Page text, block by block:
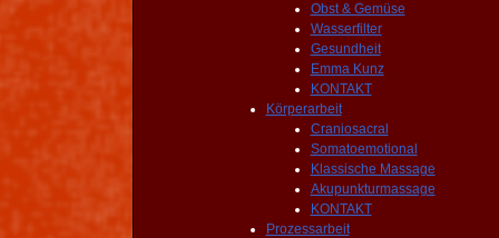
Obst & Gemüse
Wasserfilter
Gesundheit
Emma Kunz
KONTAKT
Körperarbeit
Craniosacral
Somatoemotional
Klassische Massage
Akupunkturmassage
KONTAKT
Prozessarbeit